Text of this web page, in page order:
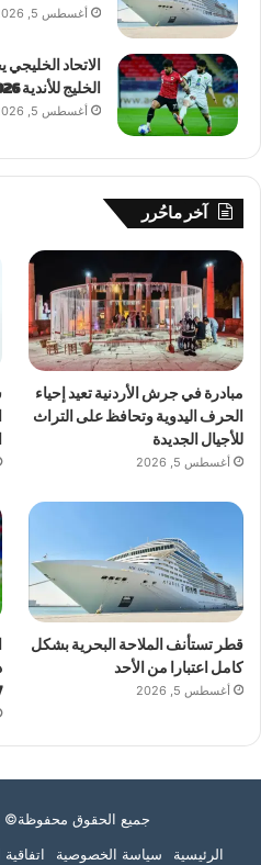
أغسطس 5, 2026
الاتحاد
الخليج للأندية 2026-2027
أغسطس 5, 2026
آخر ماحُرر
مبادرة في جرش الأردنية تعيد إحياء
الحرف اليدوية وتحافظ على التراث
للأجيال الجديدة
أغسطس 5, 2026
قطر تستأنف الملاحة البحرية بشكل
كامل اعتبارا من الأحد
أغسطس 5, 2026
جميع الحقوق محفوظة© 2026 الكرامة نيوز
الرئيسية
سياسة الخصوصية